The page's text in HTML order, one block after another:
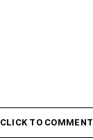
CLICK TO COMMENT